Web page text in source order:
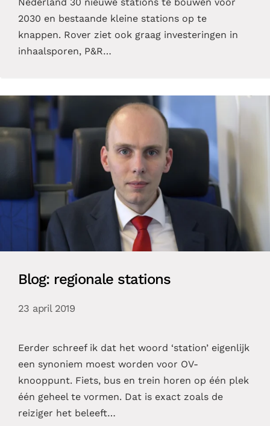
Nederland 30 nieuwe stations te bouwen voor
2030 en bestaande kleine stations op te
knappen. Rover ziet ook graag investeringen in
inhaalsporen, P&R…
Blog: regionale stations
23 april 2019
Eerder schreef ik dat het woord ‘station’ eigenlijk
een synoniem moest worden voor OV-
knooppunt. Fiets, bus en trein horen op één plek
één geheel te vormen. Dat is exact zoals de
reiziger het beleeft…